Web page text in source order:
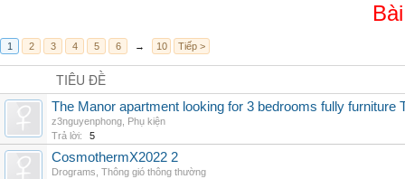
1 2 3 4 5 6 → 10 Tiếp >
TIÊU ĐỀ
The Manor apartment looking for 3 bedrooms fully furniture
z3nguyenphong Phụ kiện
Trả lời:
5
CosmothermX2022 2
Drograms Thông gió thông thường